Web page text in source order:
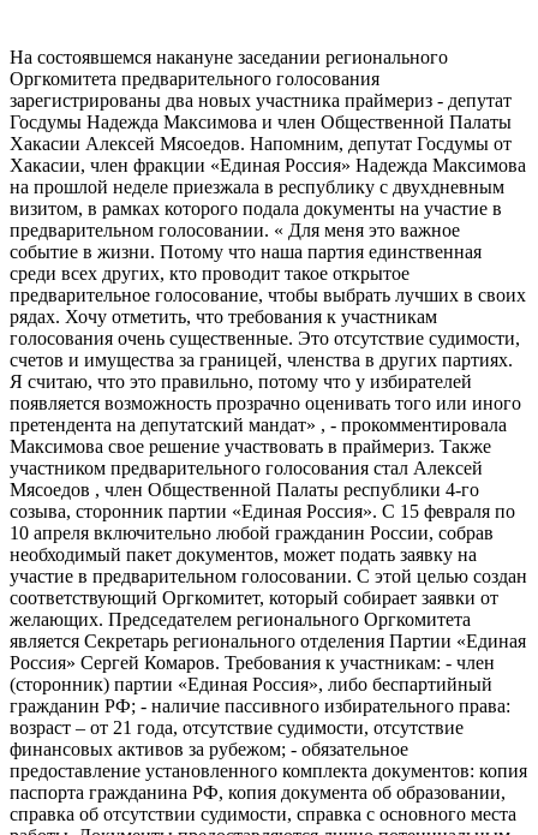
На состоявшемся накануне заседании регионального
Оргкомитета предварительного голосования
зарегистрированы два новых участника праймериз - депутат
Госдумы Надежда Максимова и член Общественной Палаты
Хакасии Алексей Мясоедов. Напомним, депутат Госдумы от
Хакасии, член фракции «Единая Россия» Надежда Максимова
на прошлой неделе приезжала в республику с двухдневным
визитом, в рамках которого подала документы на участие в
предварительном голосовании. « Для меня это важное
событие в жизни. Потому что наша партия единственная
среди всех других, кто проводит такое открытое
предварительное голосование, чтобы выбрать лучших в своих
рядах. Хочу отметить, что требования к участникам
голосования очень существенные. Это отсутствие судимости,
счетов и имущества за границей, членства в других партиях.
Я считаю, что это правильно, потому что у избирателей
появляется возможность прозрачно оценивать того или иного
претендента на депутатский мандат» , - прокомментировала
Максимова свое решение участвовать в праймериз. Также
участником предварительного голосования стал Алексей
Мясоедов , член Общественной Палаты республики 4-го
созыва, сторонник партии «Единая Россия». С 15 февраля по
10 апреля включительно любой гражданин России, собрав
необходимый пакет документов, может подать заявку на
участие в предварительном голосовании. С этой целью создан
соответствующий Оргкомитет, который собирает заявки от
желающих. Председателем регионального Оргкомитета
является Секретарь регионального отделения Партии «Единая
Россия» Сергей Комаров. Требования к участникам: - член
(сторонник) партии «Единая Россия», либо беспартийный
гражданин РФ; - наличие пассивного избирательного права:
возраст – от 21 года, отсутствие судимости, отсутствие
финансовых активов за рубежом; - обязательное
предоставление установленного комплекта документов: копия
паспорта гражданина РФ, копия документа об образовании,
справка об отсутствии судимости, справка с основного места